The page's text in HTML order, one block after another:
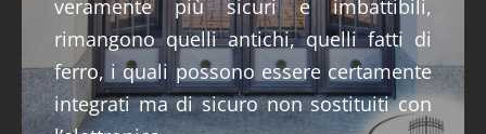
veramente più sicuri e imbattibili,
rimangono quelli antichi, quelli fatti di
ferro, i quali possono essere certamente
integrati ma di sicuro non sostituiti con